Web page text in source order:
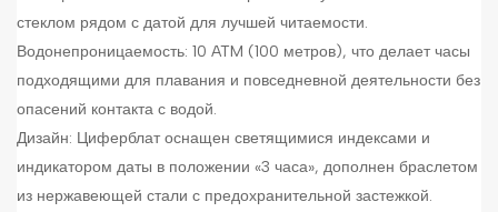
стеклом рядом с датой для лучшей читаемости.
Водонепроницаемость: 10 ATM (100 метров), что делает часы
подходящими для плавания и повседневной деятельности без
опасений контакта с водой.
Дизайн: Циферблат оснащен светящимися индексами и
индикатором даты в положении «3 часа», дополнен браслетом
из нержавеющей стали с предохранительной застежкой.